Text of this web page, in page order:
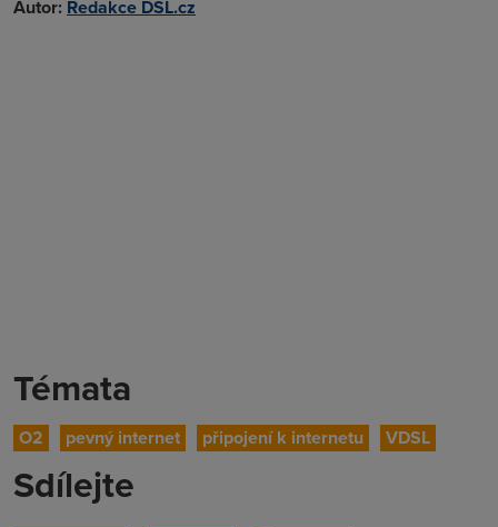
Autor: Redakce DSL.cz
Témata
O2 pevný internet připojení k internetu VDSL
Sdílejte